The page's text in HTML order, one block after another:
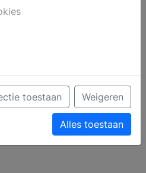
toestaan Weigeren
Alles toestaan